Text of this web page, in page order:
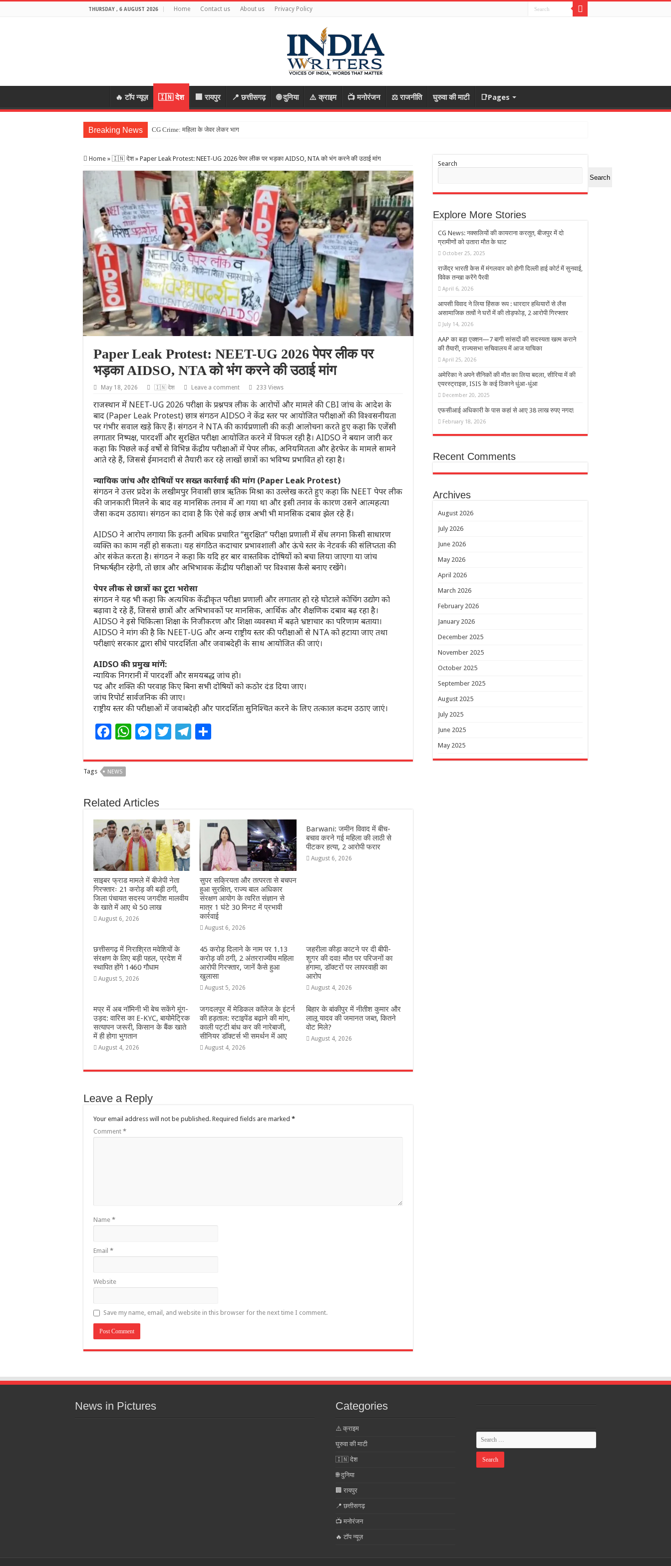
THURSDAY , 6 AUGUST 2026 Home Contact us About us Privacy Policy
🔥 टॉप न्यूज़ 🇮🇳 देश 🏢 रायपुर 📍 छत्तीसगढ़ 🌐 दुनिया ⚠️ क्राइम 📺 मनोरंजन ⚖️ राजनीति घुरुवा की माटी 📑Pages
Breaking News CG Crime: महिला के जेवर लेकर भागे आरोपी, रास्ता पूछकर बातों में उलझ
Home » 🇮🇳 देश » Paper Leak Protest: NEET-UG 2026 पेपर लीक पर भड़का AIDSO, NTA को भंग करने की उठाई मांग
Paper Leak Protest: NEET-UG 2026 पेपर लीक पर
भड़का AIDSO, NTA को भंग करने की उठाई मांग
May 18, 2026 🇮🇳 देश Leave a comment 233 Views
राजस्थान में NEET-UG 2026 परीक्षा के प्रश्नपत्र लीक के आरोपों और मामले की CBI जांच के आदेश के
बाद (Paper Leak Protest) छात्र संगठन AIDSO ने केंद्र स्तर पर आयोजित परीक्षाओं की विश्वसनीयता
पर गंभीर सवाल खड़े किए हैं। संगठन ने NTA की कार्यप्रणाली की कड़ी आलोचना करते हुए कहा कि एजेंसी
लगातार निष्पक्ष, पारदर्शी और सुरक्षित परीक्षा आयोजित करने में विफल रही है। AIDSO ने बयान जारी कर
कहा कि पिछले कई वर्षों से विभिन्न केंद्रीय परीक्षाओं में पेपर लीक, अनियमितता और हेरफेर के मामले सामने
आते रहे हैं, जिससे ईमानदारी से तैयारी कर रहे लाखों छात्रों का भविष्य प्रभावित हो रहा है।
न्यायिक जांच और दोषियों पर सख्त कार्रवाई की मांग (Paper Leak Protest)
संगठन ने उत्तर प्रदेश के लखीमपुर निवासी छात्र ऋतिक मिश्रा का उल्लेख करते हुए कहा कि NEET पेपर लीक
की जानकारी मिलने के बाद वह मानसिक तनाव में आ गया था और इसी तनाव के कारण उसने आत्महत्या
जैसा कदम उठाया। संगठन का दावा है कि ऐसे कई छात्र अभी भी मानसिक दबाव झेल रहे हैं।
AIDSO ने आरोप लगाया कि इतनी अधिक प्रचारित “सुरक्षित” परीक्षा प्रणाली में सेंध लगना किसी साधारण
व्यक्ति का काम नहीं हो सकता। यह संगठित कदाचार प्रभावशाली और ऊंचे स्तर के नेटवर्क की संलिप्तता की
ओर संकेत करता है। संगठन ने कहा कि यदि हर बार वास्तविक दोषियों को बचा लिया जाएगा या जांच
निष्कर्षहीन रहेगी, तो छात्र और अभिभावक केंद्रीय परीक्षाओं पर विश्वास कैसे बनाए रखेंगे।
पेपर लीक से छात्रों का टूटा भरोसा
संगठन ने यह भी कहा कि अत्यधिक केंद्रीकृत परीक्षा प्रणाली और लगातार हो रहे घोटाले कोचिंग उद्योग को
बढ़ावा दे रहे हैं, जिससे छात्रों और अभिभावकों पर मानसिक, आर्थिक और शैक्षणिक दबाव बढ़ रहा है।
AIDSO ने इसे चिकित्सा शिक्षा के निजीकरण और शिक्षा व्यवस्था में बढ़ते भ्रष्टाचार का परिणाम बताया।
AIDSO ने मांग की है कि NEET-UG और अन्य राष्ट्रीय स्तर की परीक्षाओं से NTA को हटाया जाए तथा
परीक्षाएं सरकार द्वारा सीधे पारदर्शिता और जवाबदेही के साथ आयोजित की जाएं।
AIDSO की प्रमुख मांगें:
न्यायिक निगरानी में पारदर्शी और समयबद्ध जांच हो।
पद और शक्ति की परवाह किए बिना सभी दोषियों को कठोर दंड दिया जाए।
जांच रिपोर्ट सार्वजनिक की जाए।
राष्ट्रीय स्तर की परीक्षाओं में जवाबदेही और पारदर्शिता सुनिश्चित करने के लिए तत्काल कदम उठाए जाएं।
F
c
e
b
o
o
k
W
at
A
p
p
M
ss
n
g
e
r
T
itt
T
e ar
Tags NEWS
Related Articles
साइबर फ्राड मामले में बीजेपी नेता
गिरफ्तारः 21 करोड़ की बड़ी ठगी,
जिला पंचायत सदस्य जगदीश मालवीय
के खाते में आए थे 50 लाख
August 6, 2026
सुपर सक्रियता और तत्परता से बचपन
हुआ सुरक्षित, राज्य बाल अधिकार
संरक्षण आयोग के त्वरित संज्ञान से
मात्र 1 घंटे 30 मिनट में प्रभावी
कार्रवाई
August 6, 2026
Barwani: जमीन विवाद में बीच-
बचाव करने गई महिला की लाठी से
पीटकर हत्या, 2 आरोपी फरार
August 6, 2026
छत्तीसगढ़ में निराश्रित मवेशियों के
संरक्षण के लिए बड़ी पहल, प्रदेश में
स्थापित होंगे 1460 गौधाम
August 5, 2026
45 करोड़ दिलाने के नाम पर 1.13
करोड़ की ठगी, 2 अंतरराज्यीय महिला
आरोपी गिरफ्तार, जानें कैसे हुआ
खुलासा
August 5, 2026
जहरीला कीड़ा काटने पर दी बीपी-
शुगर की दवा! मौत पर परिजनों का
हंगामा, डॉक्टरों पर लापरवाही का
आरोप
August 4, 2026
मप्र में अब नॉमिनी भी बेच सकेंगे मूंग-
उड़द: वारिस का E-KYC, बायोमेट्रिक
सत्यापन जरूरी, किसान के बैंक खाते
में ही होगा भुगतान
August 4, 2026
जगदलपुर में मेडिकल कॉलेज के इंटर्न
की हड़ताल: स्टाइपेंड बढ़ाने की मांग,
काली पट्टी बांध कर की नारेबाजी,
सीनियर डॉक्टर्स भी समर्थन में आए
August 4, 2026
ब‍िहार के बांकीपुर में न‍ीतीश कुमार और
लालू यादव की जमानत जब्‍त, कितने
वोट मिले?
August 4, 2026
Leave a Reply
Your email address will not be published. Required fields are marked *
Comment *
Name *
Email *
Website
Save my name, email, and website in this browser for the next time I comment.
Search
Search
Explore More Stories
CG News: नक्सलियों की कायराना करतूत, बीजपुर में दो
ग्रामीणों को उतारा मौत के घाट
October 25, 2025
राजेंद्र भारती केस में मंगलवार को होगी दिल्ली हाई कोर्ट में सुनवाई,
विवेक तन्खा करेंगे पैरवी
April 6, 2026
आपसी विवाद ने लिया हिंसक रूप : धारदार हथियारों से लैस
असामाजिक तत्वों ने घरों में की तोड़फोड़, 2 आरोपी गिरफ्तार
July 14, 2026
AAP का बड़ा एक्शन—7 बागी सांसदों की सदस्यता खत्म कराने
की तैयारी, राज्यसभा सचिवालय में आज याचिका
April 25, 2026
अमेरिका ने अपने सैनिकों की मौत का लिया बदला, सीरिया में की
एयरस्ट्राइक, ISIS के कई ठिकाने धुंआ-धुंआ
December 20, 2025
एफसीआई अधिकारी के पास कहां से आए 38 लाख रुपए नगद!
February 18, 2026
Recent Comments
Archives
August 2026
July 2026
June 2026
May 2026
April 2026
March 2026
February 2026
January 2026
December 2025
November 2025
October 2025
September 2025
August 2025
July 2025
June 2025
May 2025
News in Pictures Categories
⚠️ क्राइम
घुरुवा की माटी
🇮🇳 देश
🌐 दुनिया
🏢 रायपुर
📍 छत्तीसगढ़
📺 मनोरंजन
🔥 टॉप न्यूज़